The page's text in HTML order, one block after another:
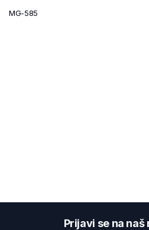
MG-585
Prijavi se na